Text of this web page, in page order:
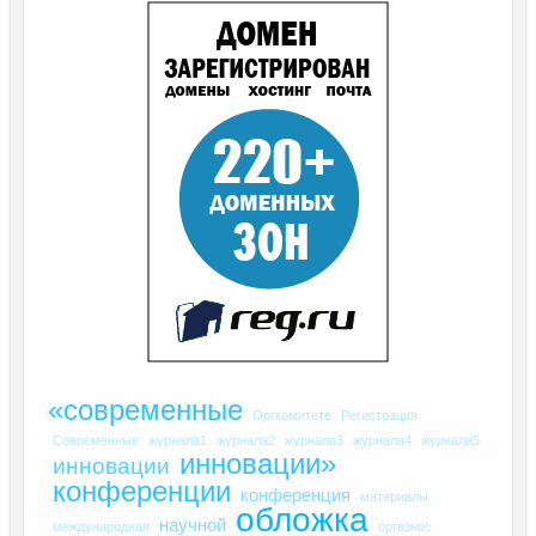
«современные Оргкомитете
Регистрация
Современные
журнала1 журнала2 журнала3 журнала4 журнала5
инновации инновации»
конференции
конференция материалы
международная научной обложка оргвзнос